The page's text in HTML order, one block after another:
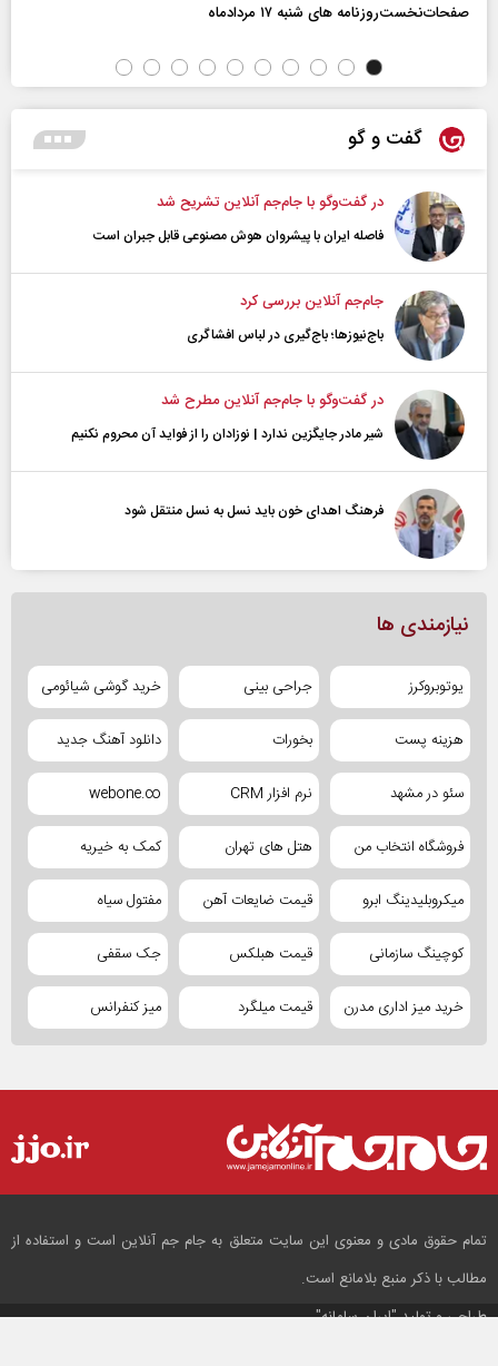
صفحات‌نخست‌روزنامه ها‌ی شنبه ۱۷ مردادماه
گفت و گو
در گفت‌و‌گو با جام‌جم آنلاین تشریح شد
فاصله ایران با پیشرو‌ان هوش مصنوعی قابل جبران است
جام‌جم آنلاین بررسی کرد
باج‌نیوزها؛ باج‌گیری در لباس افشاگری
در گفت‌و‌گو با جام‌جم آنلاین مطرح شد
شیر مادر جایگزین ندارد | نوزادان را از فواید آن محروم نکنیم
فرهنگ اهدای خون باید نسل به نسل منتقل شود
نیازمندی ها
یوتوبروکرز جراحی بینی خرید گوشی شیائومی
هزینه پست بخورات دانلود آهنگ جدید
سئو در مشهد نرم افزار CRM webone.co
فروشگاه انتخاب من هتل های تهران کمک به خیریه
میکروبلیدینگ ابرو قیمت ضایعات آهن مفتول سیاه
کوچینگ سازمانی قیمت هبلکس جک سقفی
خرید میز اداری مدرن قیمت میلگرد میز کنفرانس
تمام حقوق مادی و معنوی این سایت متعلق به جام جم آنلاین است و استفاده از
مطالب با ذکر منبع بلامانع است.
طراحی و تولید"ایران سامانه"